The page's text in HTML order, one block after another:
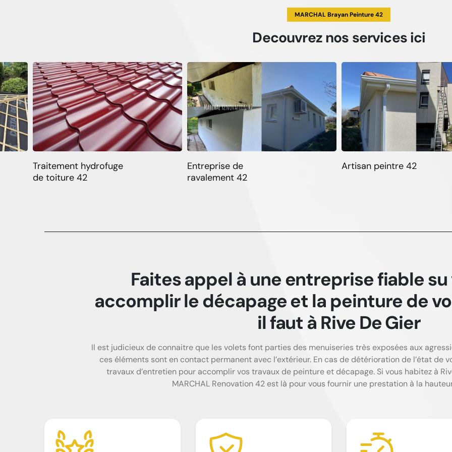
MARCHAL Brayan Peinture 42
Decouvreznos servicesici
Traitement hydrofuge
de toiture 42
Entreprise de
ravalement 42
Artisan peintre 42
Faites appel à une entreprise fiable su
accomplir le décapage et la peinture de
il faut à Rive De Gier
Il est judicieux de connaitre que les volets font parties des menuiseries très exposées aux
ces éléments sont en contact permanent avec l’extérieur. En cas de détérioration de l’état de
travaux d’entretien pour accomplir vos travaux de peinture et décapage. Si vous habitez à
MARCHAL Renovation 42 est là pour vous fournir une prestation à la